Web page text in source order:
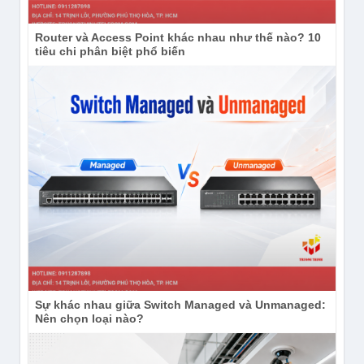
rule firewall, loại VPN và nhu cầu QoS trước khi
Chọn module SFP+ hoặc cáp DAC đúng chuẩn,
đầu bên kia.
Bố trí tủ rack khô ráo, thông thoáng; không che
luồng gió của quạt làm mát.
Nên cấp hai nguồn AC từ hai nhánh điện hoặc
UPS khác nhau để tận dụng khả năng dự phòng.
Cập nhật RouterOS v7 ổn định, đổi mật khẩu quản
trị, giới hạn dịch vụ truy cập và sao lưu cấu hình
Với mạng quan trọng, nên để kỹ thuật viên có kinh
nghiệm MikroTik khảo sát và tối ưu rule thay vì
dùng cấu hình mẫu chung.
Router và Access Point khác nhau như thế nào? 10
tiêu chi phân biệt phổ biến
Sự khác nhau giữa Switch Managed và Unmanaged:
Nên chọn loại nào?